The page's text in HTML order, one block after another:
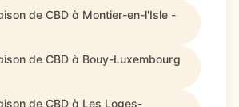
de CBD à Montier-en-l'Isle -
de CBD à Bouy-Luxembourg
de CBD à Les Loges-